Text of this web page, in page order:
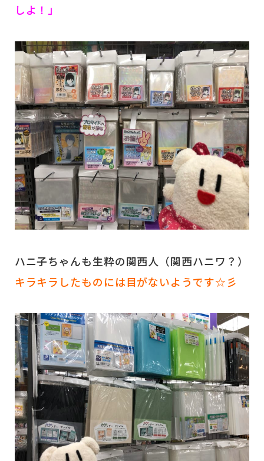
しよ！」
ハニ子ちゃんも生粋の関西人（関西ハニワ？）
キラキラしたものには目がないようです☆彡